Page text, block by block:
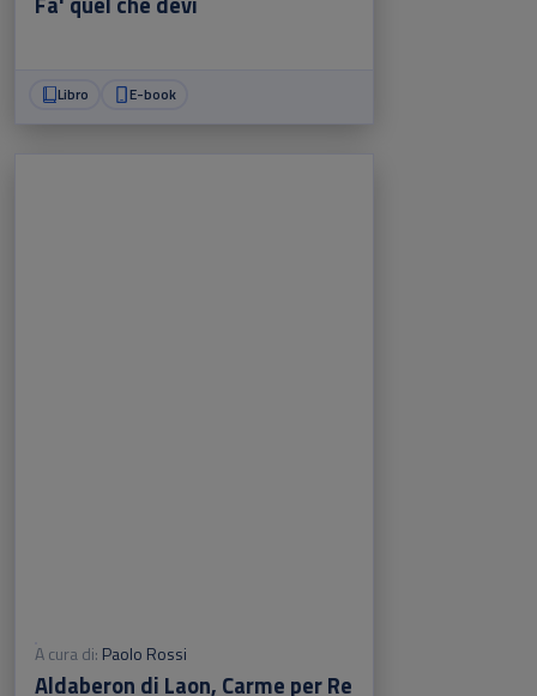
Libro E-book
A cura di: Paolo Rossi
Aldaberon di Laon, Carme per Re